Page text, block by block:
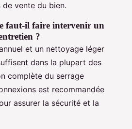
vente du bien.
faut-il faire intervenir un
?
et un nettoyage léger
dans la plupart des
complète du serrage
est recommandée
assurer la sécurité et la